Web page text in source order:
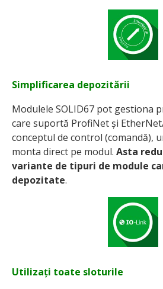
Simplificarea depozitării
Modulele SOLID67 pot gestiona
care suportă ProfiNet și
conceptul de control (comandă),
monta direct pe modul. Asta
variante de tipuri de module
depozitate.
Utilizați toate sloturile